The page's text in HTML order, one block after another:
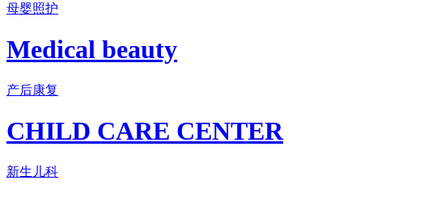
母婴照护
Medical beauty
产后康复
CHILD CARE CENTER
新生儿科